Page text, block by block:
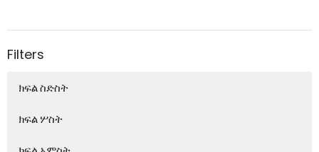
Filters
ክፍል ስድስት
ክፍል ሦስት